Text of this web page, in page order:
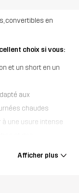
convertibles en
choix si vous:
et un short en un
aux
chaudes
à une usure intense
au niveau des
Afficher plus